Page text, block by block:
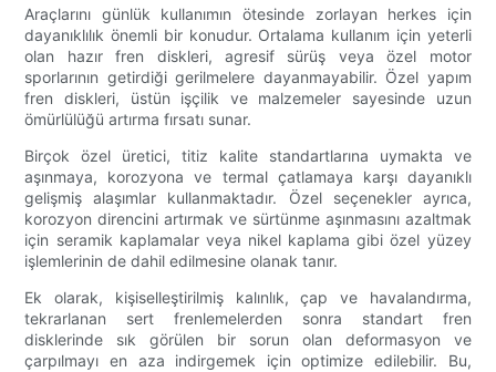
Araçlarını günlük kullanımın ötesinde zorlayan herkes için
dayanıklılık önemli bir konudur. Ortalama kullanım için yeterli
olan hazır fren diskleri, agresif sürüş veya özel motor
sporlarının getirdiği gerilmelere dayanmayabilir. Özel yapım
fren diskleri, üstün işçilik ve malzemeler sayesinde uzun
ömürlülüğü artırma fırsatı sunar.
Birçok özel üretici, titiz kalite standartlarına uymakta ve
aşınmaya, korozyona ve termal çatlamaya karşı dayanıklı
gelişmiş alaşımlar kullanmaktadır. Özel seçenekler ayrıca,
korozyon direncini artırmak ve sürtünme aşınmasını azaltmak
için seramik kaplamalar veya nikel kaplama gibi özel yüzey
işlemlerinin de dahil edilmesine olanak tanır.
Ek olarak, kişiselleştirilmiş kalınlık, çap ve havalandırma,
tekrarlanan sert frenlemelerden sonra standart fren
disklerinde sık görülen bir sorun olan deformasyon ve
çarpılmayı en aza indirgemek için optimize edilebilir. Bu,